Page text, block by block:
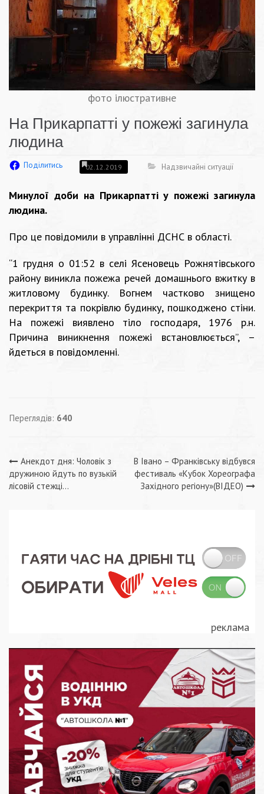
фото ілюстративне
На Прикарпатті у пожежі загинула
людина
Поділитись 02.12.2019 Надзвичайні ситуації
Минулої доби на Прикарпатті у пожежі загинула
людина.
Про це повідомили в управлінні ДСНС в області.
“1 грудня о 01:52 в селі Ясеновець Рожнятівського
району виникла пожежа речей домашнього вжитку в
житловому будинку. Вогнем частково знищено
перекриття та покрівлю будинку, пошкоджено стіни.
На пожежі виявлено тіло господаря, 1976 р.н.
Причина виникнення пожежі встановлюється”, –
йдеться в повідомленні.
Переглядів: 640
Навігація
записів
Анекдот дня: Чоловік з
дружиною йдуть по вузькій
лісовій стежці…
В Івано – Франківську відбувся
фестиваль «Кубок Хореографа
Західного регіону»(ВІДЕО)